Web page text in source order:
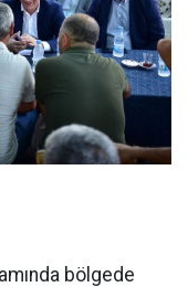
bölgede